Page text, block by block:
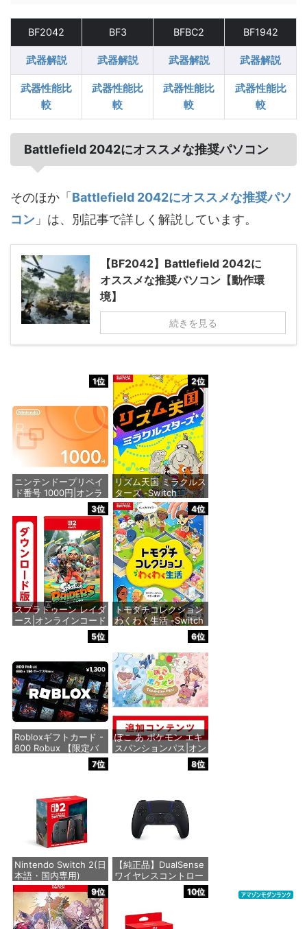
BF2042 BF3 BFBC2 BF1942
武器解説 武器解説 武器解説 武器解説
武器性能比
較
武器性能比
較
武器性能比
較
武器性能比
較
Battlefield 2042にオススメな推奨パソコン
そのほか「 Battlefield 2042にオススメな推奨パソ
コン 」は、別記事で詳しく解説しています。
【BF2042】Battlefield 2042に
オススメな推奨パソコン【動作環
境】
続きを見る
1位
ニンテンドープリペイ
ド番号 1000円|オンラ
価格：¥1,000
2位
リズム天国 ミラクルス
ターズ -Switch
価格：¥5,595
3位
スプラトゥーン レイダ
ース|オンラインコード
4位
トモダチコレクション
わくわく生活 -Switch
価格：¥6,155
5位
Robloxギフトカード -
800 Robux 【限定バ
ーチャルアイテムを含
む】 【オンラインゲー
価格：¥1,300
6位
ぽこ あ ポケモン エキ
スパンションパス|オン
7位
Nintendo Switch 2(日
本語・国内専用)
価格：¥55,871
8位
【純正品】DualSense
ワイヤレスコントロー
ラー ミッドナイト ブ
ラック(CFI-ZCT2J01)
価格：¥10,737
9位 10位